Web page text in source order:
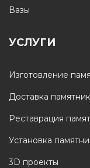
Вазы
УСЛУГИ
Изготовление
Доставка
Реставрация
Установка
3D проекты